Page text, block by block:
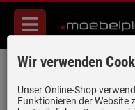
Menü
Villeroy & Boch
FU
Artikel-Nummer:19925106 |
Wir verwenden
Unser Online-Shop
Funktionieren der Website